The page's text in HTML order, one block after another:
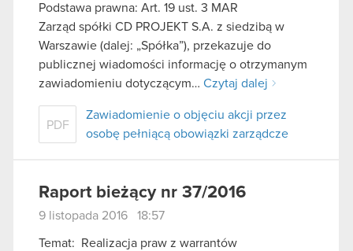
Podstawa prawna: Art. 19 ust. 3 MAR
Zarząd spółki CD PROJEKT S.A. z siedzibą w
Warszawie (dalej: „Spółka”), przekazuje do
publicznej wiadomości informację o otrzymanym
zawiadomieniu dotyczącym… Czytaj dalej
PDF
Zawiadomienie o objęciu akcji przez
osobę pełniącą obowiązki zarządcze
Raport bieżący nr 37/2016
9 listopada 2016 18:57
Temat: Realizacja praw z warrantów